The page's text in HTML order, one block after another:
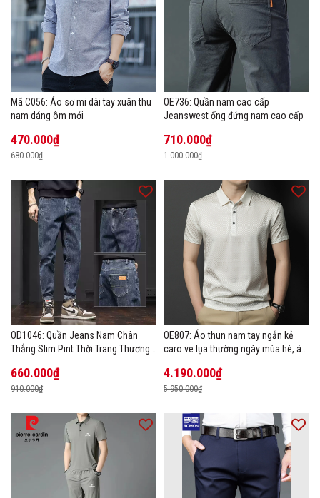
Mã C056: Áo sơ mi dài tay xuân thu
nam dáng ôm mới
470.000₫
680.000₫
OE736: Quần nam cao cấp
Jeanswest ống đứng nam cao cấp
710.000₫
1.000.000₫
OD1046: Quần Jeans Nam Chân
Thẳng Slim Pint Thời Trang Thương
660.000₫
910.000₫
OE807: Áo thun nam tay ngắn kẻ
caro ve lụa thường ngày mùa hè, áo
4.190.000₫
5.950.000₫